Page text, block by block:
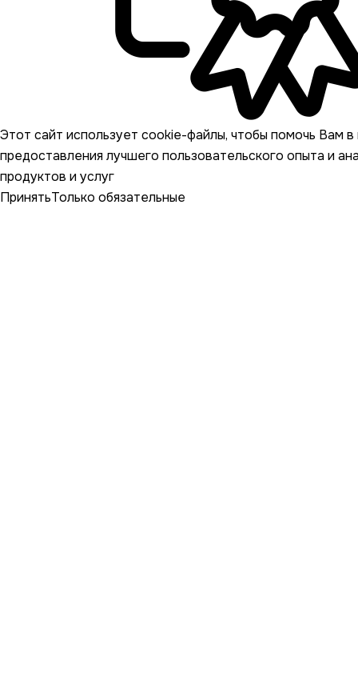
Этот сайт использует cookie-файлы, чтобы помочь Вам в
предоставления лучшего пользовательского опыта и
продуктов и услуг
ПринятьТолько обязательные